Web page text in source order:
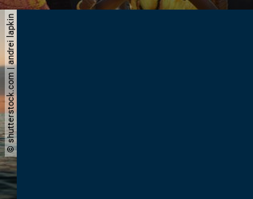
© shutterstock.com | andrei lapkin